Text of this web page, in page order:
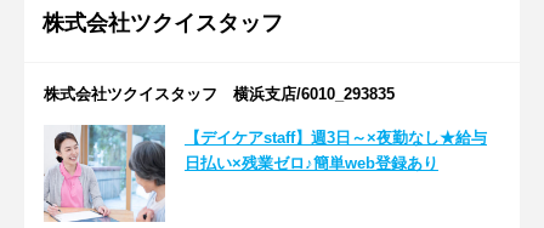
株式会社ツクイスタッフ
株式会社ツクイスタッフ 横浜支店/6010_293835
【デイケアstaff】週3日～×夜勤なし★給与
日払い×残業ゼロ♪簡単web登録あり